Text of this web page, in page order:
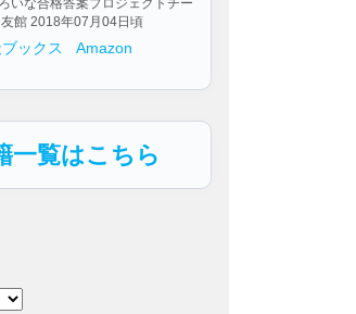
いな合格答案プロジェクトチー
友館 2018年07月04日頃
ックス Amazon
一覧はこちら